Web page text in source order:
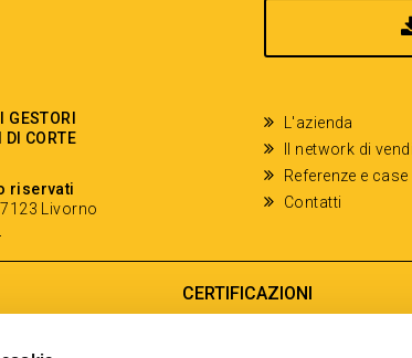
DI CORTE
riservati
Livorno
L'azienda
Il network di
Referenze e
Contatti
CERTIFICAZIONI